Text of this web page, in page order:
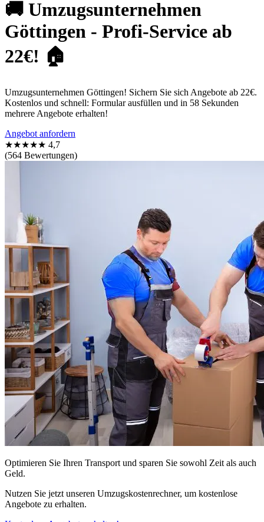
🚚 Umzugsunternehmen
Göttingen - Profi-Service ab
22€! 🏠
Umzugsunternehmen Göttingen! Sichern Sie sich Angebote ab 22€.
Kostenlos und schnell: Formular ausfüllen und in 58 Sekunden
mehrere Angebote erhalten!
Angebot anfordern
★★★★★ 4,7
(564 Bewertungen)
Optimieren Sie Ihren Transport und sparen Sie sowohl Zeit als auch
Geld.
Nutzen Sie jetzt unseren Umzugskostenrechner, um kostenlose
Angebote zu erhalten.